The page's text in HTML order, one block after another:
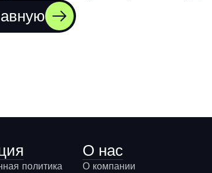
политика
О нас
О компании